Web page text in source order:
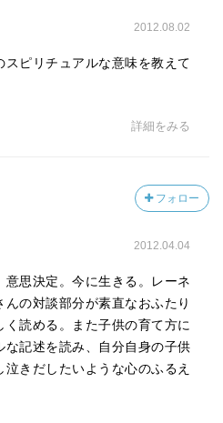
2012.08.02
ピリチュアルな意味を教えて
詳細をみる
フォロー
2012.04.04
思決定。今に生きる。レーネ
の対談部分が素直なおふたり
読める。また子供の育て方に
な記述を読み、自分自身の子供
きだしたいような心のふるえ